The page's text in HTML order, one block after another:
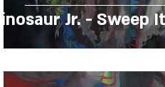
Dinosaur Jr. - Sweep